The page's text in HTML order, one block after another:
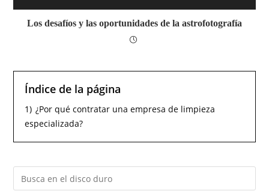
Los desafíos y las oportunidades de la astrofotografía
Índice de la página
1) ¿Por qué contratar una empresa de limpieza
especializada?